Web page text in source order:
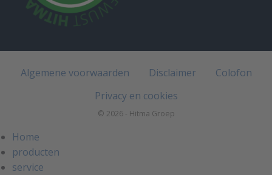
Algemene voorwaarden Disclaimer
Colofon
Privacy en cookies
© 2026 - Hitma Groep
Home
producten
service